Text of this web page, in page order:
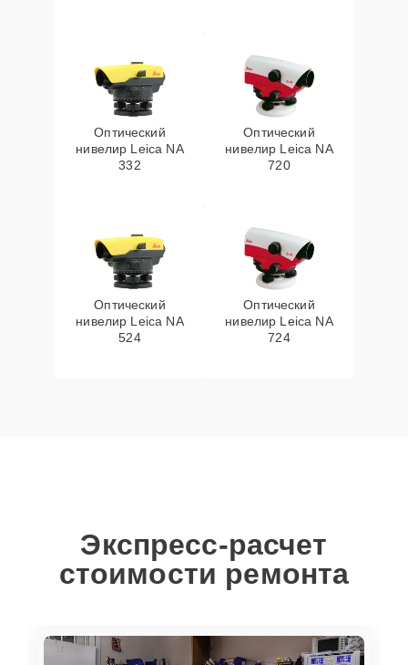
Оптический
нивелир Leica NA
332
Оптический
нивелир Leica NA
720
Оптический
нивелир Leica NA
524
Оптический
нивелир Leica NA
724
Экспресс-расчет
стоимости ремонта